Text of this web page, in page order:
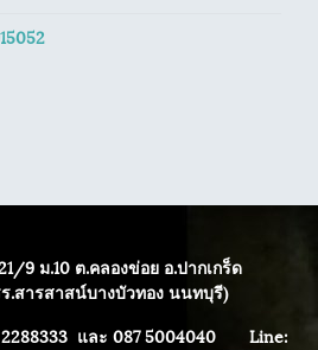
9 ม.10 ต.คลองข่อย อ.ปากเกร็ด
.สารสาสน์บางบัวทอง นนทบุรี)
และ 087 5004040 Line: